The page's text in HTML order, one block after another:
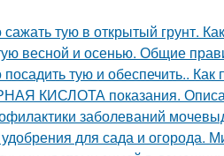
сажать тую в открытый грунт.
весной и осенью. Общие
тую и обеспечить..
КИСЛОТА показания.
заболеваний
для сада и огорода.